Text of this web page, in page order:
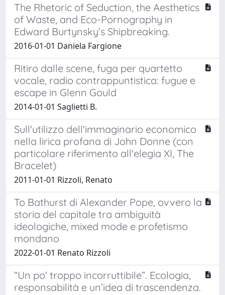
The Rhetoric of Seduction, the Aesthetics
of Waste, and Eco-Pornography in
Edward Burtynsky’s Shipbreaking.
2016-01-01 Daniela Fargione
Ritiro dalle scene, fuga per quartetto
vocale, radio contrappuntistica: fugue e
escape in Glenn Gould
2014-01-01 Saglietti B.
Sull'utilizzo dell'immaginario economico
nella lirica profana di John Donne (con
particolare riferimento all'elegia XI, The
Bracelet)
2011-01-01 Rizzoli, Renato
To Bathurst di Alexander Pope, ovvero la
storia del capitale tra ambiguità
ideologiche, mixed mode e profetismo
mondano
2022-01-01 Renato Rizzoli
“Un po’ troppo incorruttibile”. Ecologia,
responsabilità e un’idea di trascendenza.